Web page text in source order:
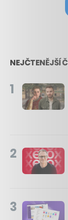
NEJČTENĚJŠÍ
1
2
3